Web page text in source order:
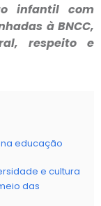
infantil com
à BNCC,
respeito e
educação
e cultura
das